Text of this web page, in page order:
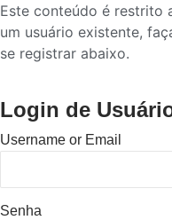
Este conteúdo é restrito
um usuário existente,
se registrar abaixo.
Login de
Username or Email
Senha